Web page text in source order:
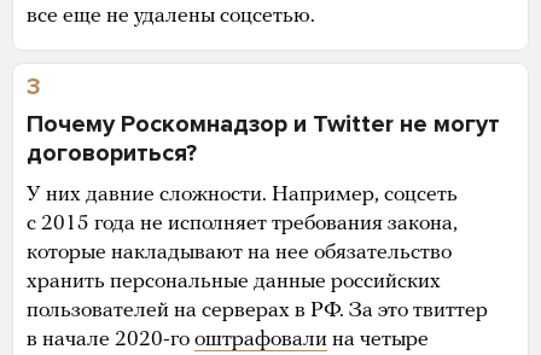
все еще не удалены соцсетью.
3
Почему Роскомнадзор и Twitter не могут
договориться?
У них давние сложности. Например, соцсеть
с 2015 года не исполняет требования закона,
которые накладывают на нее обязательство
хранить персональные данные российских
пользователей на серверах в РФ. За это твиттер
в начале 2020-го оштрафовали на четыре